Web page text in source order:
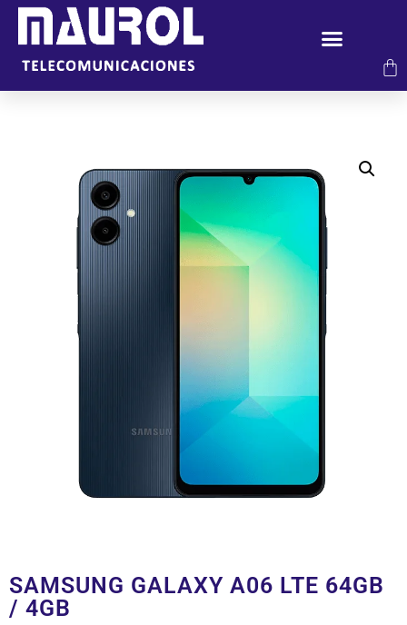
SAMSUNG GALAXY A06 LTE 64GB
/ 4GB